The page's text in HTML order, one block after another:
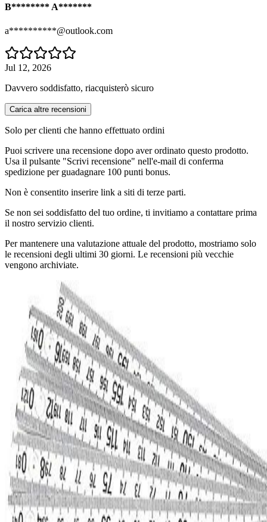
B******** A*******
a**********@outlook.com
Jul 12, 2026
Davvero soddisfatto, riacquisterò sicuro
Carica altre recensioni
Solo per clienti che hanno effettuato ordini
Puoi scrivere una recensione dopo aver ordinato questo prodotto.
Usa il pulsante "Scrivi recensione" nell'e-mail di conferma
spedizione per guadagnare 100 punti bonus.
Non è consentito inserire link a siti di terze parti.
Se non sei soddisfatto del tuo ordine, ti invitiamo a contattare prima
il nostro servizio clienti.
Per mantenere una valutazione attuale del prodotto, mostriamo solo
le recensioni degli ultimi 30 giorni. Le recensioni più vecchie
vengono archiviate.